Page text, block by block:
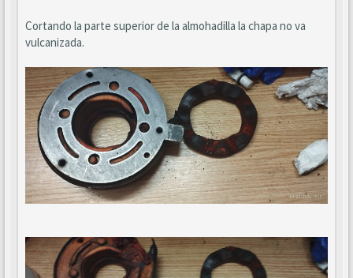
Cortando la parte superior de la almohadilla la chapa no va
vulcanizada.